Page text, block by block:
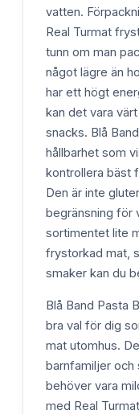
vatten.
Real Turmat
tunn om man
något lägre än
har ett högt
kan det vara
snacks. Blå
hållbarhet som
kontrollera bäst
Den är inte
begränsning för
sortimentet lite
frystorkad mat,
smaker kan du
Blå Band Pasta
bra val för dig
mat utomhus.
barnfamiljer och
behöver vara
med Real